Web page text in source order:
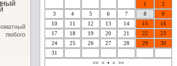
любого
1
2
3
4 5 6 7 8
9
10
11 12 13 14 15
16
17
18 19 20 21 22
23
24
25 26 27 28 29
30
31
<< < • > >>